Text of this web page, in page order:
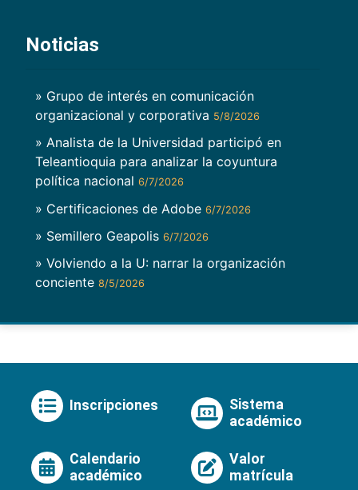
Noticias
» Grupo de interés en comunicación
organizacional y corporativa 5/8/2026
» Analista de la Universidad participó en
Teleantioquia para analizar la coyuntura
política nacional 6/7/2026
» Certificaciones de Adobe 6/7/2026
» Semillero Geapolis 6/7/2026
» Volviendo a la U: narrar la organización
conciente 8/5/2026
Inscripciones
Sistema
académico
Calendario
académico
Valor
matrícula